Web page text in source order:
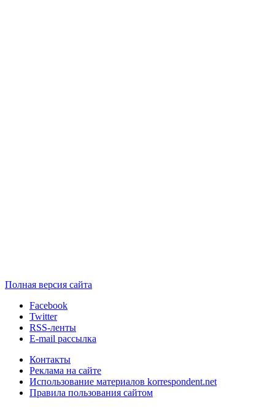
Полная версия сайта
Facebook
Twitter
RSS-ленты
E-mail рассылка
Контакты
Реклама на сайте
Использование материалов korrespondent.net
Правила пользования сайтом